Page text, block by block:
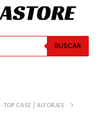
BUSCAR
TOP CASE / ALFORJES